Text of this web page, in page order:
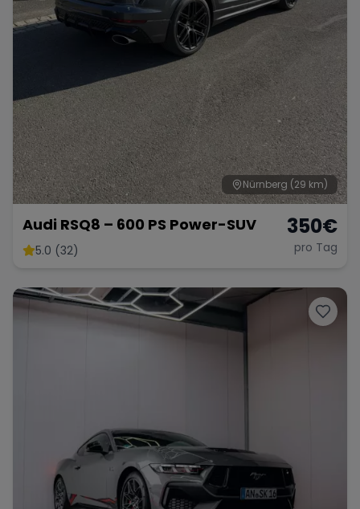
Nürnberg (29 km)
Audi RSQ8 – 600 PS Power-SUV
5.0 (32)
350€
pro Tag